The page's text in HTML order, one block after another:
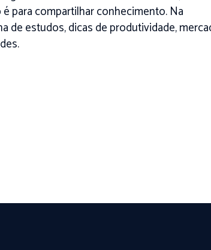
para compartilhar conhecimento. Na
de estudos, dicas de produtividade,